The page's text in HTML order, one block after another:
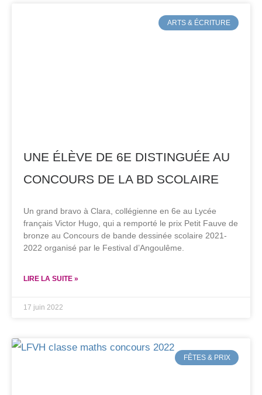
ARTS & ÉCRITURE
UNE ÉLÈVE DE 6E DISTINGUÉE AU
CONCOURS DE LA BD SCOLAIRE
Un grand bravo à Clara, collégienne en 6e au Lycée
français Victor Hugo, qui a remporté le prix Petit Fauve de
bronze au Concours de bande dessinée scolaire 2021-
2022 organisé par le Festival d’Angoulême.
LIRE LA SUITE »
17 juin 2022
FÊTES & PRIX